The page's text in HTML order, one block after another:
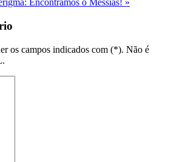
Encontramos o Messias! »
os campos indicados com (*). Não é